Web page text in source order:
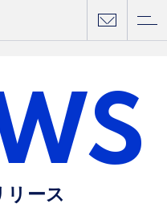
リース